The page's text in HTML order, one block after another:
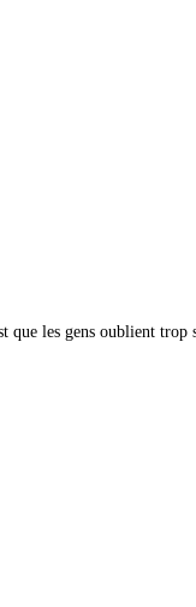
les gens oublient trop